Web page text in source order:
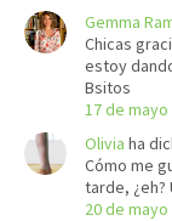
Gemma
Chicas
estoy
Bsitos
17 de mayo
Olivia ha
Cómo me
tarde, ¿eh?
20 de mayo